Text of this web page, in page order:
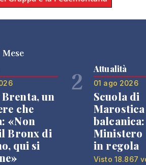
Mese
un
che
«Non
Bronx di
qui si
2 Attualità
01 ago 2026
Scuola di
Ministero
in regola
Visto 18.867